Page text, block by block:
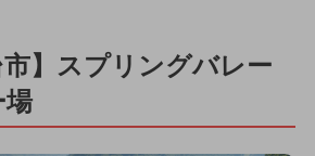
市】スプリングバレー
場